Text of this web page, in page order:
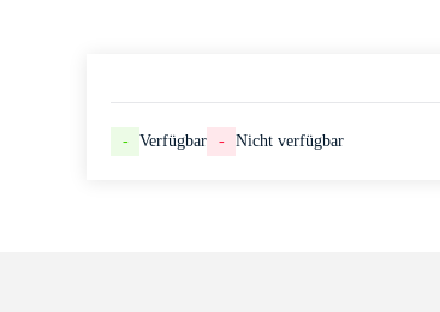
- Verfügbar - Nicht verfügbar